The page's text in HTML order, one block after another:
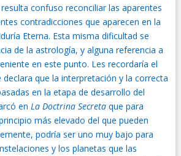
confuso reconciliar las aparentes
contradicciones que aparecen en la
Eterna. Esta misma dificultad se
de la astrología, y alguna referencia a
en este punto. Les recordaría el
que la interpretación y la correcta
en la etapa de desarrollo del
en La Doctrina Secretaque para
más elevado del que pueden
podría ser uno muy bajo para
y los planetas que las